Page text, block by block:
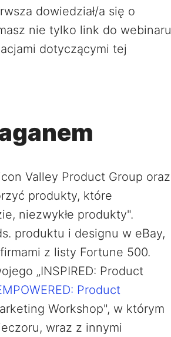
dowiedział/a się o
nie tylko link do webinaru
dotyczącymi tej
Valley Product Group oraz
produkty, które
niezwykłe produkty".
produktu i designu w eBay,
z listy Fortune 500.
„INSPIRED: Product
Product
Workshop", w którym
wraz z innymi